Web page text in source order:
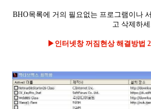
BHO목록에 거의 필요없는 프로그램이나
고 삭제하세
▶인터넷창꺼짐현상해결방법